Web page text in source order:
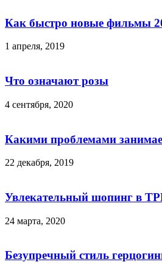
Как быстро новые фильмы
1 апреля, 2019
Что означают розы
4 сентября, 2020
Какими проблемами
22 декабря, 2019
Увлекательный шопинг в
24 марта, 2020
Безупречный стиль